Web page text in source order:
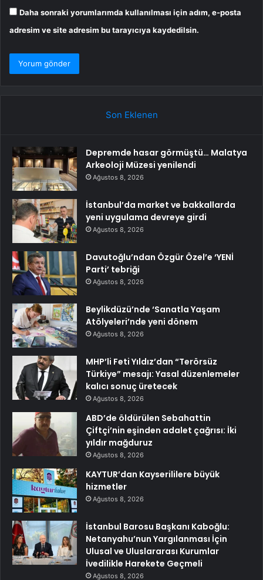
Daha sonraki yorumlarımda kullanılması için adım, e-posta
adresim ve site adresim bu tarayıcıya kaydedilsin.
Son Eklenen
Depremde hasar görmüştü… Malatya
Arkeoloji Müzesi yenilendi
Ağustos 8, 2026
İstanbul’da market ve bakkallarda
yeni uygulama devreye girdi
Ağustos 8, 2026
Davutoğlu’ndan Özgür Özel’e ‘YENİ
Parti’ tebriği
Ağustos 8, 2026
Beylikdüzü’nde ‘Sanatla Yaşam
Atölyeleri’nde yeni dönem
Ağustos 8, 2026
MHP’li Feti Yıldız’dan “Terörsüz
Türkiye” mesajı: Yasal düzenlemeler
kalıcı sonuç üretecek
Ağustos 8, 2026
ABD’de öldürülen Sebahattin
Çiftçi’nin eşinden adalet çağrısı: İki
yıldır mağduruz
Ağustos 8, 2026
KAYTUR’dan Kayserililere büyük
hizmetler
Ağustos 8, 2026
İstanbul Barosu Başkanı Kaboğlu:
Netanyahu’nun Yargılanması İçin
Ulusal ve Uluslararası Kurumlar
İvedilikle Harekete Geçmeli
Ağustos 8, 2026